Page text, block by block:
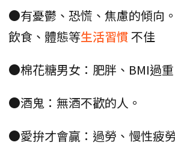
●有憂鬱、恐慌、焦慮的傾向
飲食、體態等生活習慣不佳
●棉花糖男女：肥胖、BMI過重
●酒鬼：無酒不歡的人。
●愛拚才會贏：過勞、慢性疲